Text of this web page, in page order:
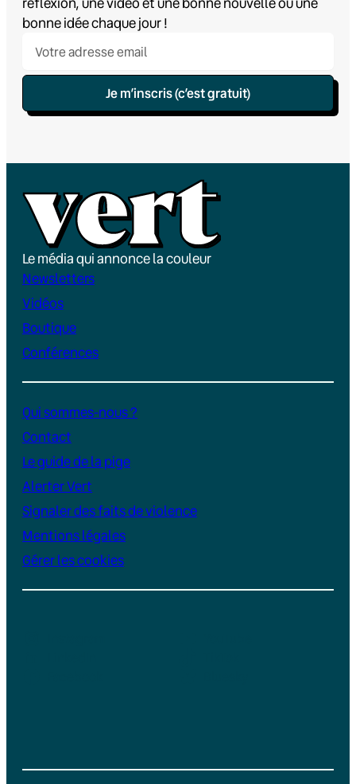
bonne idée chaque jour !
Je m’inscris (c’est gratuit)
Le média qui annonce la couleur
Newsletters
Vidéos
Boutique
Conférences
Qui sommes-nous ?
Contact
Le guide de la pige
Alerter Vert
Signaler des faits de violence
Mentions légales
Gérer les cookies